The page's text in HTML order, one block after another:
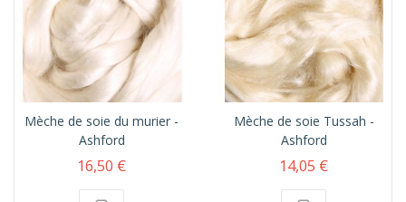
Mèche de soie du murier -
Ashford
16,50 €
Mèche de soie Tussah -
Ashford
14,05 €